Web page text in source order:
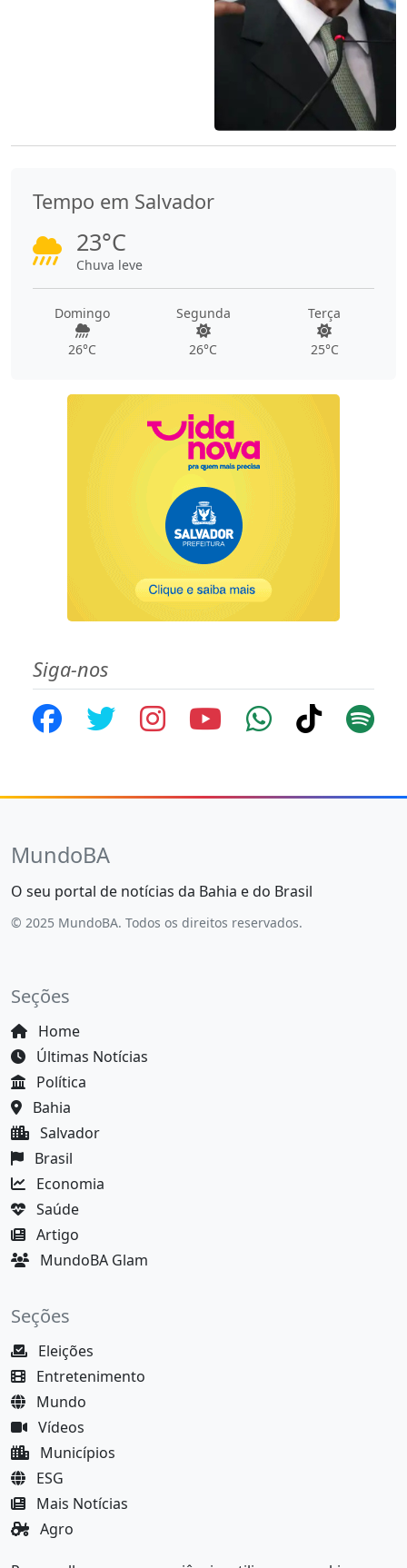
Tempo em Salvador
23°C
Chuva leve
Domingo
26°C
Segunda
26°C
Terça
25°C
Siga-nos
MundoBA
O seu portal de notícias da Bahia e do Brasil
© 2025 MundoBA. Todos os direitos reservados.
Seções
Home
Últimas Notícias
Política
Bahia
Salvador
Brasil
Economia
Saúde
Artigo
MundoBA Glam
Seções
Eleições
Entretenimento
Mundo
Vídeos
Municípios
ESG
Mais Notícias
Agro